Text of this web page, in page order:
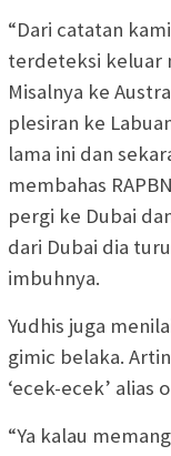
“Dari catatan
terdeteksi keluar
Misalnya ke
plesiran ke
lama ini dan
membahas
pergi ke Dubai
dari Dubai dia
imbuhnya.
Yudhis juga
gimic belaka.
‘ecek-ecek’ alias
“Ya kalau